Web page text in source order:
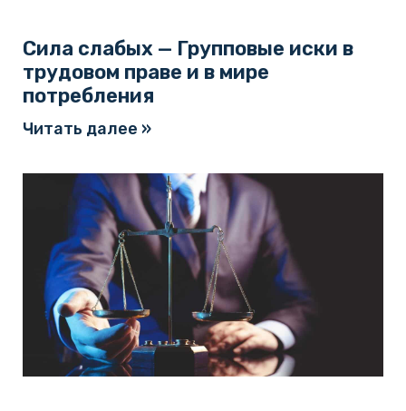
Сила слабых — Групповые иски в
трудовом праве и в мире
потребления
Читать далее »